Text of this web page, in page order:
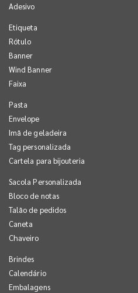
Adesivo
Etiqueta
Rótulo
Banner
Wind Banner
Faixa
Pasta
Envelope
Imã de geladeira
Tag personalizada
Cartela para bijouteria
Sacola Personalizada
Bloco de notas
Talão de pedidos
Caneta
Chaveiro
Brindes
Calendário
Embalagens